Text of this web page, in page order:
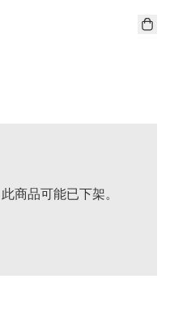
商品可能已下架。